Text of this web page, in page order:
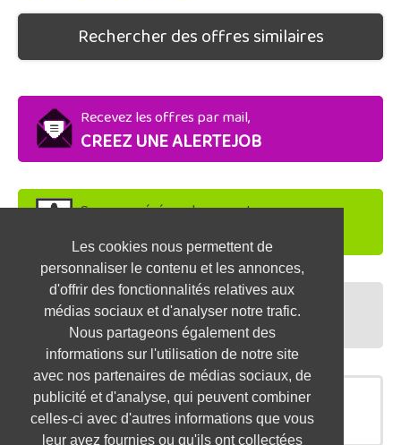
Les cookies nous permettent de
personnaliser le contenu et les annonces,
d'offrir des fonctionnalités relatives aux
médias sociaux et d'analyser notre trafic.
Nous partageons également des
informations sur l'utilisation de notre site
avec nos partenaires de médias sociaux, de
publicité et d'analyse, qui peuvent combiner
celles-ci avec d'autres informations que vous
leur avez fournies ou qu'ils ont collectées
Rechercher des offres similaires
Recevez les offres par mail,
CREEZ UNE ALERTEJOB
Soyez repéré par les recruteurs,
DEPOSEZ VOTRE CV
Préparez vos entretiens,
TESTEZ-VOUS
OFFRES SIMILAIRES